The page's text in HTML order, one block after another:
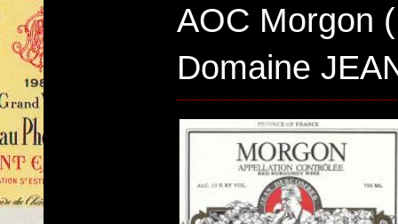
AOC Morgon
Domaine